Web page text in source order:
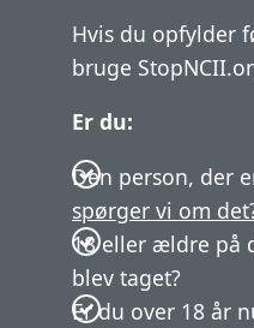
Hvis du opfylder
bruge
Er du:
Den person, der
spørger vi om
18 eller ældre på
blev taget?
Er du over 18 år